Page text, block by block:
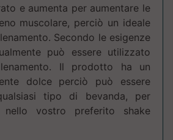
e aumenta per aumentare le
muscolare, perciò un ideale
Secondo le esigenze
può essere utilizzato
Il prodotto ha un
dolce perciò può essere
tipo di bevanda, per
nello vostro preferito shake